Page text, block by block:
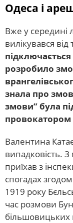
Одеса і
Вже у середині
вилікувався від
розробило
знала про
змови” була
провокатором
Валентина
випадковість.
приїхав з
спогадах
1919 року
час розмови
більшовицьких